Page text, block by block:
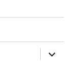
öffnen